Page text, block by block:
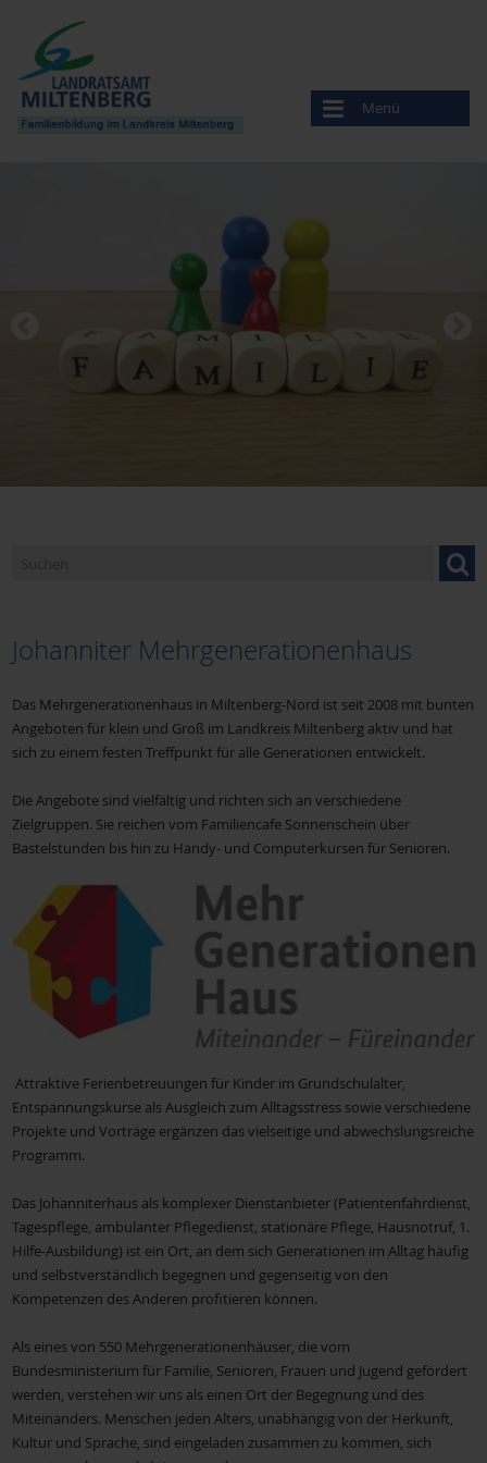
Menü
Amt für Ernährung, Landwirtschaft und Forsten
Bayerisches Rotes Kreuz
Familienbund der Katholiken (FDK)
Familienseelsorge
Familienstützpunkt Nord in Erlenbach
Familienstützpunkt Süd
Frauen für Frauen
Frauenseelsorge Diözese Würzburg
Johanniter Mehrgenerationenhaus
KAB Bildungswerk
Katholischer Deutscher Frauenbund (KDFB)
Johanniter Mehrgenerationenhaus
Das Mehrgenerationenhaus in Miltenberg-Nord ist seit 2008 mit bunten
Angeboten für klein und Groß im Landkreis Miltenberg aktiv und hat
sich zu einem festen Treffpunkt für alle Generationen entwickelt.
Die Angebote sind vielfältig und richten sich an verschiedene
Zielgruppen. Sie reichen vom Familiencafe Sonnenschein über
Bastelstunden bis hin zu Handy- und Computerkursen für Senioren.
Attraktive Ferienbetreuungen für Kinder im Grundschulalter,
Entspannungskurse als Ausgleich zum Alltagsstress sowie verschiedene
Projekte und Vorträge ergänzen das vielseitige und abwechslungsreiche
Programm.
Das Johanniterhaus als komplexer Dienstanbieter (Patientenfahrdienst,
Tagespflege, ambulanter Pflegedienst, stationäre Pflege, Hausnotruf, 1.
Hilfe-Ausbildung) ist ein Ort, an dem sich Generationen im Alltag häufig
und selbstverständlich begegnen und gegenseitig von den
Kompetenzen des Anderen profitieren können.
Als eines von 550 Mehrgenerationenhäuser, die vom
Bundesministerium für Familie, Senioren, Frauen und Jugend gefördert
werden, verstehen wir uns als einen Ort der Begegnung und des
Miteinanders. Menschen jeden Alters, unabhängig von der Herkunft,
Kultur und Sprache, sind eingeladen zusammen zu kommen, sich